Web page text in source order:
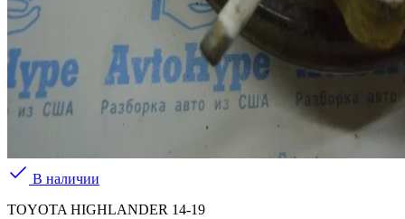
В наличии
TOYOTA HIGHLANDER 14-19